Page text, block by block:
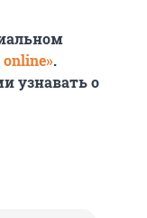
.
узнавать о